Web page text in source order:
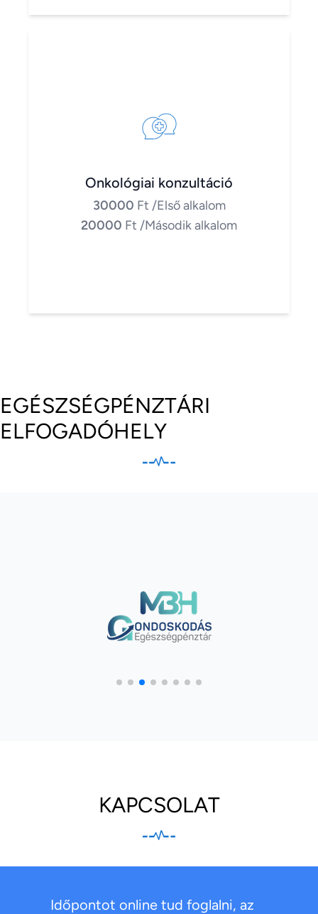
Onkológiai konzultáció
30000 Ft /Első alkalom
20000 Ft /Második alkalom
EGÉSZSÉGPÉNZTÁRI
ELFOGADÓHELY
KAPCSOLAT
Időpontot online tud foglalni, az